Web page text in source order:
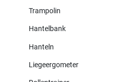
Trampolin
Hantelbank
Hanteln
Liegeergometer